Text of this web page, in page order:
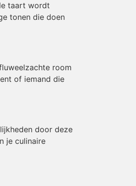
taart wordt
tonen die doen
room
of iemand die
door deze
je culinaire